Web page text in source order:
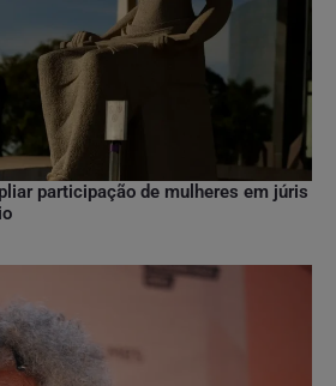
participação de mulheres em júris